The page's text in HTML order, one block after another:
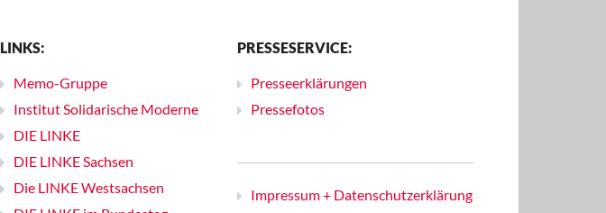
LINKS:
Memo-Gruppe
Institut Solidarische Moderne
DIE LINKE
DIE LINKE Sachsen
Die LINKE Westsachsen
PRESSESERVICE:
Presseerklärungen
Pressefotos
Impressum + Datenschutzerklärung